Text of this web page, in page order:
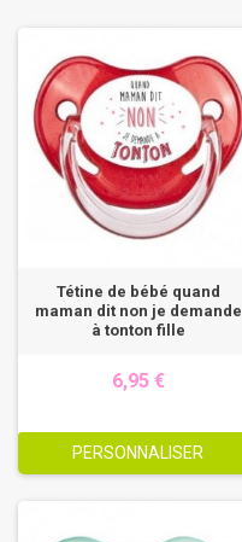
Tétine de bébé quand
maman dit non je demande
à tonton fille
6,95 €
PERSONNALISER